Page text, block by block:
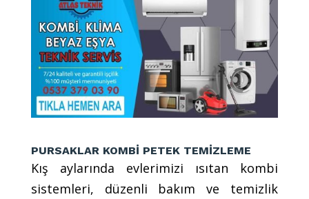
PURSAKLAR KOMBİ PETEK TEMİZLEME
Kış aylarında evlerimizi ısıtan kombi
sistemleri, düzenli bakım ve temizlik